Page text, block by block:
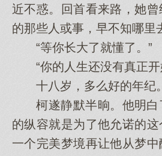
近不惑。回首看来路，她
的那些人或事，早不知哪里
“等你长大了就懂了。”
“你的人生还没有真正开
十八岁，多么好的年纪。
柯遂静默半晌。他明白
的纵容就是为了他允诺的
一个完美梦境再让他从梦